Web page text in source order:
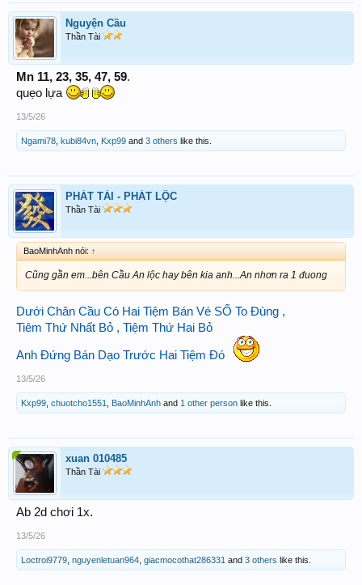
Nguyện Cầu
Thần Tài
Mn 11, 23, 35, 47, 59.
quẹo lựa
13/5/26
Ngami78 kubi84vn Kxp99 and 3 others like this.
PHÁT TÀI - PHÁT LỘC
Thần Tài
BaoMinhAnh nói: ↑
Cũng gần em...bên Cầu An lộc hay bên kia anh...An nhơn ra 1 đuong
Dưới Chân Cầu Có Hai Tiệm Bán Vé SỐ To Đùng ,
Tiêm Thứ Nhất Bỏ , Tiệm Thứ Hai Bỏ
Anh Đứng Bán Dạo Trước Hai Tiệm Đó
13/5/26
Kxp99 chuotcho1551 BaoMinhAnh and 1 other person like this.
xuan 010485
Thần Tài
Ab 2d chơi 1x.
13/5/26
Loctroi9779 nguyenletuan964 giacmocothat286331 and 3 others like this.